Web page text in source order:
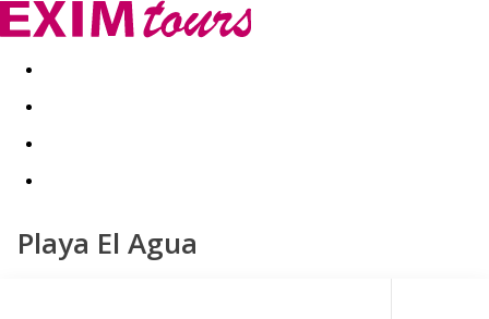
Akční nabídky Last minute
Playa El Agua